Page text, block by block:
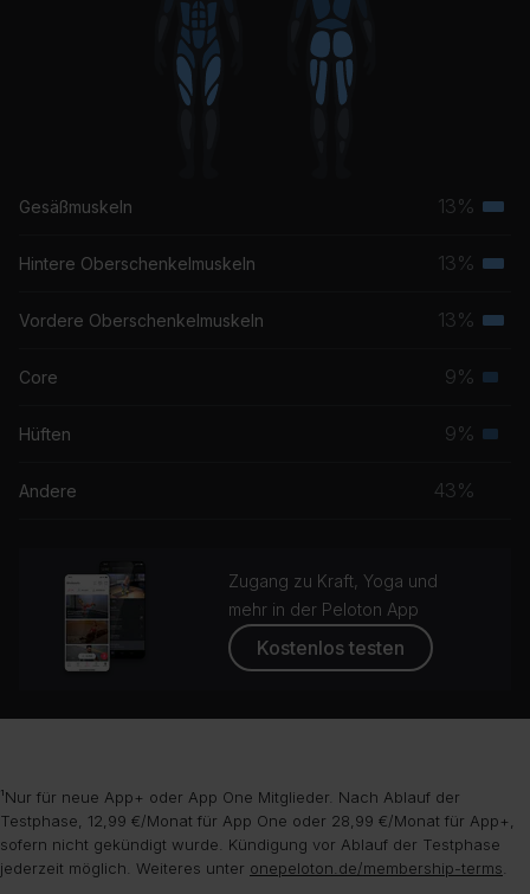
Gesäßmuskeln 13%
Hintere Oberschenkelmuskeln 13%
Vordere Oberschenkelmuskeln 13%
Core 9%
Hüften 9%
Andere 43%
Zugang zu Kraft, Yoga und
mehr in der Peloton App
Kostenlos testen
¹Nur für neue App+ oder App One Mitglieder. Nach Ablauf der
Testphase, 12,99 €/Monat für App One oder 28,99 €/Monat für App+,
sofern nicht gekündigt wurde. Kündigung vor Ablauf der Testphase
jederzeit möglich. Weiteres unter onepeloton.de/membership-terms